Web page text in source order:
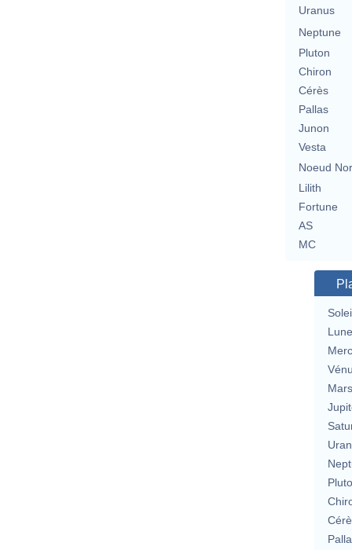
Uranus
Neptune
Pluton
Chiron
Cérès
Pallas
Junon
Vesta
Noeud
Lilith
Fortune
AS
MC
Lune
Mars